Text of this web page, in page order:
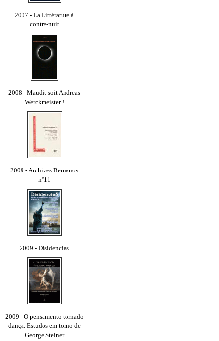
2007 - La Littérature à
contre-nuit
2008 - Maudit soit Andreas
Werckmeister !
2009 - Archives Bernanos
n°11
2009 - Disidencias
2009 - O pensamento tornado
dança. Estudos em torno de
George Steiner